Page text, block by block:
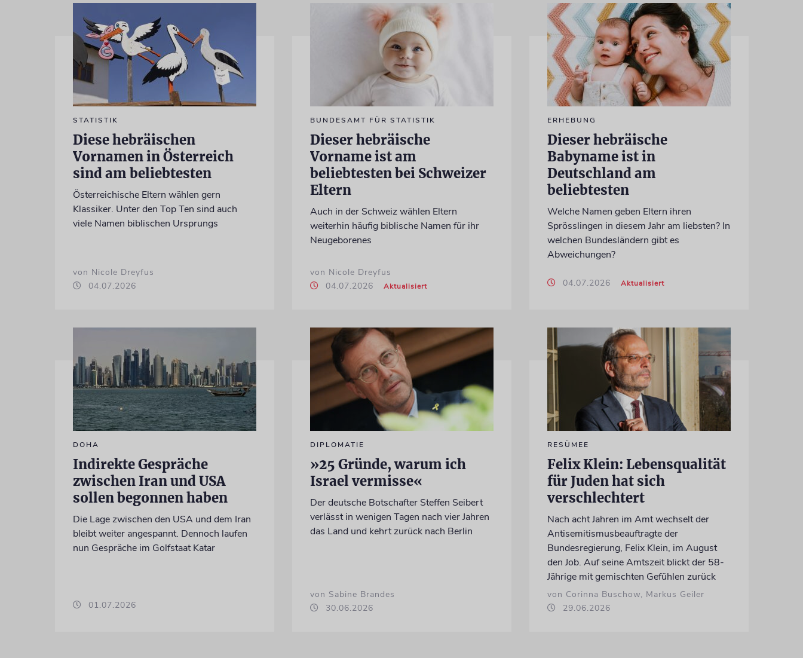
STATISTIK
Diese hebräischen
Vornamen in Österreich
sind am beliebtesten
Österreichische Eltern wählen gern
Klassiker. Unter den Top Ten sind auch
viele Namen biblischen Ursprungs
von Nicole Dreyfus
04.07.2026
BUNDESAMT FÜR STATISTIK
Dieser hebräische
Vorname ist am
beliebtesten bei Schweizer
Eltern
Auch in der Schweiz wählen Eltern
weiterhin häufig biblische Namen für ihr
Neugeborenes
von Nicole Dreyfus
04.07.2026
Aktualisiert
ERHEBUNG
Dieser hebräische
Babyname ist in
Deutschland am
beliebtesten
Welche Namen geben Eltern ihren
Sprösslingen in diesem Jahr am liebsten? In
welchen Bundesländern gibt es
Abweichungen?
04.07.2026 Aktualisiert
DOHA
Indirekte Gespräche
zwischen Iran und USA
sollen begonnen haben
Die Lage zwischen den USA und dem Iran
bleibt weiter angespannt. Dennoch laufen
nun Gespräche im Golfstaat Katar
01.07.2026
DIPLOMATIE
»25 Gründe, warum ich
Israel vermisse«
Der deutsche Botschafter Steffen Seibert
verlässt in wenigen Tagen nach vier Jahren
das Land und kehrt zurück nach Berlin
von Sabine Brandes
30.06.2026
RESÜMEE
Felix Klein: Lebensqualität
für Juden hat sich
verschlechtert
Nach acht Jahren im Amt wechselt der
Antisemitismusbeauftragte der
Bundesregierung, Felix Klein, im August
den Job. Auf seine Amtszeit blickt der 58-
Jährige mit gemischten Gefühlen zurück
von Corinna Buschow, Markus Geiler
29.06.2026